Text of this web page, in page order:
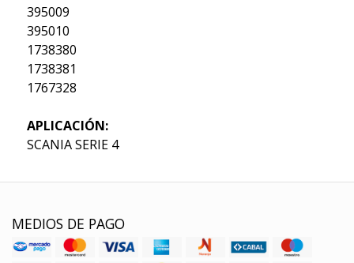
395009
395010
1738380
1738381
1767328
APLICACIÓN:
SCANIA SERIE 4
MEDIOS DE PAGO